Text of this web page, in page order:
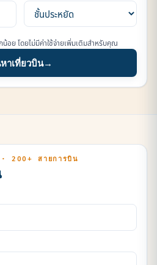
อย โดยไม่มีค่าใช้จ่ายเพิ่มเติมสำหรับคุณ
าเที่ยวบิน→
· 200+ สายการบิน